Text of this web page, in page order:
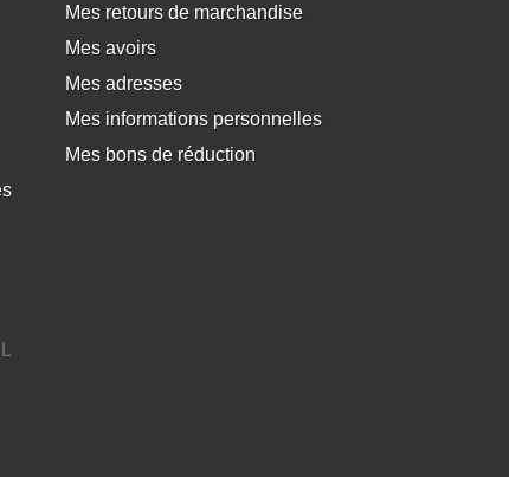
Mes retours de marchandise
Mes avoirs
Mes adresses
Mes informations personnelles
Mes bons de réduction
×
utilisant
cookies